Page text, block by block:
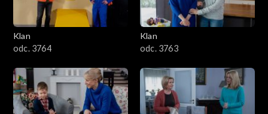
Klan
odc. 3764
Klan
odc. 3763